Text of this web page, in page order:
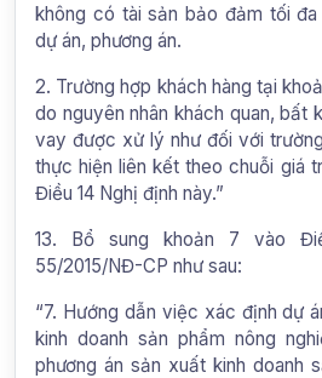
không có tài sản bảo đảm tối
dự án, phương án.
2. Trường hợp khách hàng tại
do nguyên nhân khách quan, bất
vay được xử lý như đối với
thực hiện liên kết theo chuỗi giá
Điều 14 Nghị định này.”
13. Bổ sung khoản 7 vào
55/2015/NĐ-CP như sau:
“7. Hướng dẫn việc xác định dự
kinh doanh sản phẩm nông
phương án sản xuất kinh doanh